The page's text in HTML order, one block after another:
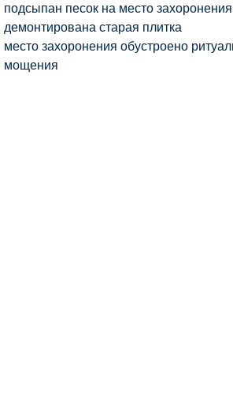
подсыпан песок на место захоронения
демонтирована старая плитка
место захоронения обустроено
мощения